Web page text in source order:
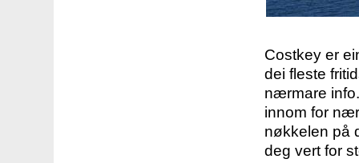
Costkey er
dei fleste
nærmare
innom for
nøkkelen på
deg vert for